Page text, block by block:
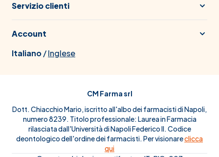
Servizio clienti
Account
Italiano/Inglese
CM Farma srl
Dott. Chiacchio Mario, iscritto all'albo dei farmacisti di Napoli,
numero 8239. Titolo professionale: Laurea in Farmacia
rilasciata dall'Università di Napoli Federico II. Codice
deontologico dell'ordine dei farmacisti. Per visionareclicca
qui